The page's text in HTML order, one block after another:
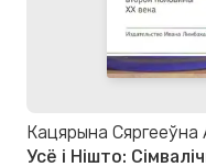
Кацярына Сяргееўна
Усё і Нішто: